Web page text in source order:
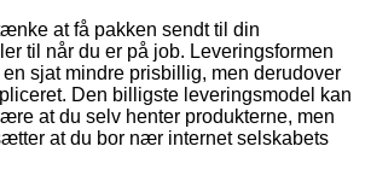
at få pakken sendt til din
til når du er på job. Leveringsformen
sjat mindre prisbillig, men derudover
Den billigste leveringsmodel kan
at du selv henter produkterne, men
at du bor nær internet selskabets